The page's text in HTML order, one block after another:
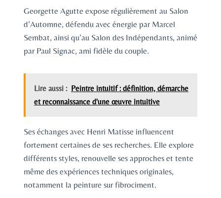
Georgette Agutte expose régulièrement au Salon
d’Automne, défendu avec énergie par Marcel
Sembat, ainsi qu’au Salon des Indépendants, animé
par Paul Signac, ami fidèle du couple.
Lire aussi : Peintre intuitif : définition, démarche
et reconnaissance d'une œuvre intuitive
Ses échanges avec Henri Matisse influencent
fortement certaines de ses recherches. Elle explore
différents styles, renouvelle ses approches et tente
même des expériences techniques originales,
notamment la peinture sur fibrociment.